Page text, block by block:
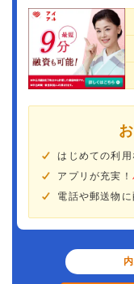
はじめての利
アプリが充実！
電話や郵送物に